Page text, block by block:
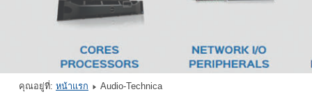
คุณอยู่ที่: หน้าแรก Audio-Technica